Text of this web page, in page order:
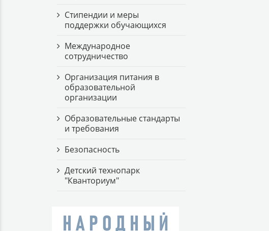
Стипендии и меры
поддержки обучающихся
Международное
сотрудничество
Организация питания в
образовательной
организации
Образовательные стандарты
и требования
Безопасность
Детский технопарк
"Кванториум"